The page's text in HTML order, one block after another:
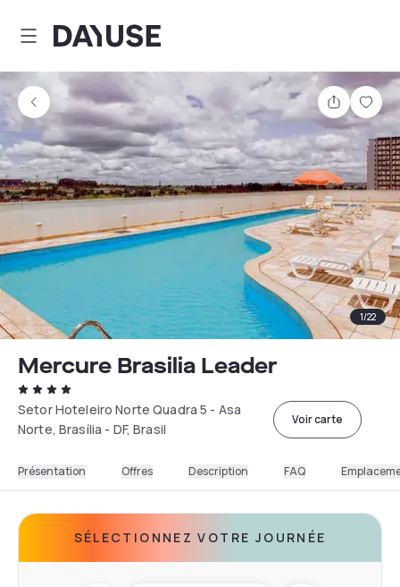
Dayuse
Partager
1/22
Mercure Brasilia Leader
Setor Hoteleiro Norte Quadra 5 - Asa
Norte, Brasília - DF, Brasil
Voir carte
Présentation Offres Description FAQ
SÉLECTIONNEZ VOTRE JOURNÉE